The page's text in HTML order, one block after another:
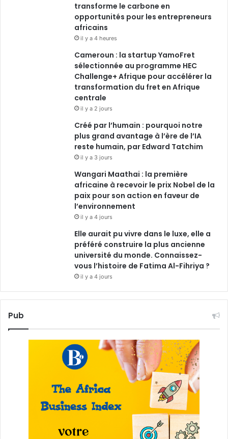
transforme le carbone en
opportunités pour les entrepreneurs
africains
il y a 4 heures
Cameroun : la startup YamoFret
sélectionnée au programme HEC
Challenge+ Afrique pour accélérer la
transformation du fret en Afrique
centrale
il y a 2 jours
Créé par l’humain : pourquoi notre
plus grand avantage à l’ère de l’IA
reste humain, par Edward Tatchim
il y a 3 jours
Wangari Maathai : la première
africaine à recevoir le prix Nobel de la
paix pour son action en faveur de
l’environnement
il y a 4 jours
Elle aurait pu vivre dans le luxe, elle a
préféré construire la plus ancienne
université du monde. Connaissez-
vous l’histoire de Fatima Al-Fihriya ?
il y a 4 jours
Pub